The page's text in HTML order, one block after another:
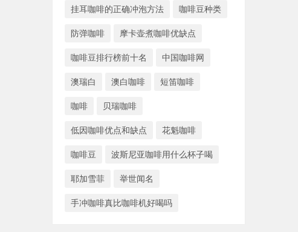
挂耳咖啡的正确冲泡方法 咖啡豆种类
防弹咖啡 摩卡壶煮咖啡优缺点
咖啡豆排行榜前十名 中国咖啡网
澳瑞白 澳白咖啡 短笛咖啡
咖啡 贝瑞咖啡
低因咖啡优点和缺点 花魁咖啡
咖啡豆 波斯尼亚咖啡用什么杯子喝
耶加雪菲 举世闻名
手冲咖啡真比咖啡机好喝吗